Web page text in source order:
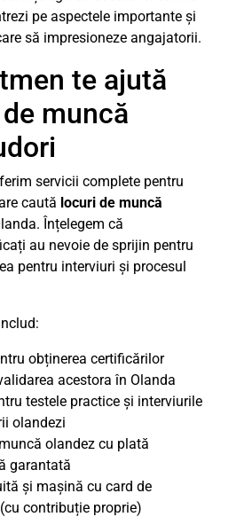
pe aspectele importante și
să impresioneze angajatorii.
te ajută
muncă
servicii complete pentru
caută locuri de muncă
Înțelegem că
au nevoie de sprijin pentru
pentru interviuri și procesul
obținerea certificărilor
acestora în Olanda
testele practice și interviurile
olandezi
olandez cu plată
garantată
și mașină cu card de
contribuție proprie)